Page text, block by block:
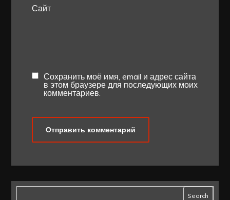
Сайт
Сохранить моё имя, email и адрес сайта
в этом браузере для последующих моих
комментариев.
Search